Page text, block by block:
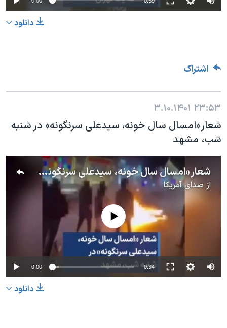
دانلود
اشتراک
۲۳:۵۳ ۳.۱۰.۱۴۰۱
شعار «امسال سال خونه، سیدعلی سرنگونه» در شنبه
شب، مشهد
شعار «امسال سال خونه، سیدعلی سرنگونه» در شنبه شب، مشهد
از صدای آمریکا
No media source currently available
0:00 0:34
دانلود